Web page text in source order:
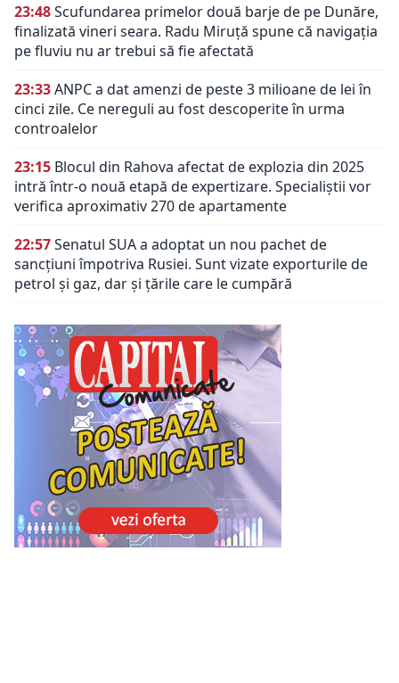
23:48Scufundarea primelor două barje de pe Dunăre,
finalizată vineri seara. Radu Miruță spune că navigația
pe fluviu nu ar trebui să fie afectată
23:33ANPC a dat amenzi de peste 3 milioane de lei în
cinci zile. Ce nereguli au fost descoperite în urma
controalelor
23:15 Blocul din Rahova afectat de explozia din 2025
intră într-o nouă etapă de expertizare. Specialiștii vor
verifica aproximativ 270 de apartamente
22:57Senatul SUA a adoptat un nou pachet de
sancțiuni împotriva Rusiei. Sunt vizate exporturile de
petrol și gaz, dar și țările care le cumpără